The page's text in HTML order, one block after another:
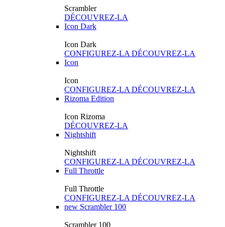
Scrambler
DÉCOUVREZ-LA
Icon Dark
Icon Dark
CONFIGUREZ-LA DÉCOUVREZ-LA
Icon
Icon
CONFIGUREZ-LA DÉCOUVREZ-LA
Rizoma Edition
Icon Rizoma
DÉCOUVREZ-LA
Nightshift
Nightshift
CONFIGUREZ-LA DÉCOUVREZ-LA
Full Throttle
Full Throttle
CONFIGUREZ-LA DÉCOUVREZ-LA
new Scrambler 100
Scrambler 100